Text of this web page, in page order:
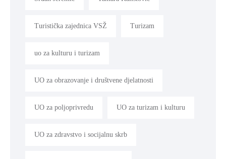
Turistička zajednica VSŽ Turizam
uo za kulturu i turizam
UO za obrazovanje i društvene djelatnosti
UO za poljoprivredu UO za turizam i kulturu
UO za zdravstvo i socijalnu skrb